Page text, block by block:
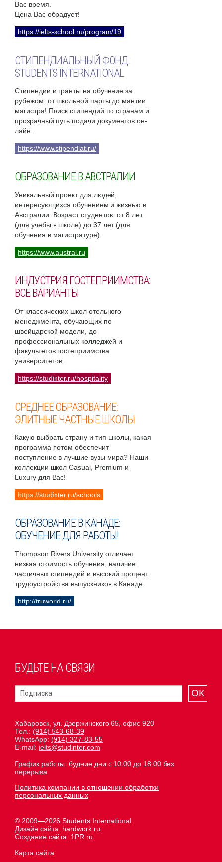
Вас время.
Цена Вас обрадует!
https://ielts-school.ru/program/19
СТИПЕНДИАЛЬНЫЙ ФОНД
STUDENTS INTERNATIONAL
Стипендии и гранты на обучение за
рубежом: от школьной парты до мантии
магистра! Поиск стипендий по странам и
прозрачный путь подачи документов он-
лайн.
https://www.stipendiat.ru/
ОБРАЗОВАНИЕ В АВСТРАЛИИ
Уникальный проект для людей,
интересующихся обучением и жизнью в
Австралии. Возраст студентов: от 8 лет
(для учебы в школе) до 37 лет (для
обучения в магистратуре).
https://www.austral.ru
ИНДУСТРИЯ ГОСТЕПРИИМСТВА:
ВСЕ ВАРИАНТЫ
От классических школ отельного
менеджмента, обучающих по
швейцарской модели, до
профессиональных колледжей и
факультетов гостеприимства
университетов.
https://studinter.ru/hospitality
СРЕДНЕЕ ОБРАЗОВАНИЕ:
ЭЛИТНЫЕ ЧАСТНЫЕ ШКОЛЫ
Какую выбрать страну и тип школы, какая
программа потом обеспечит
поступление в лучшие вузы мира? Наши
коллекции школ Casual, Premium и
Luxury для Вас!
https://studinter.ru/schools
ОБРАЗОВАНИЕ В КАНАДЕ:
ОБУЧЕНИЕ ДЛЯ РАБОТЫ!
Thompson Rivers University отличает
низкая стоимость обучения, наличие
частичных стипендий и высокий процент
трудоустройства выпускников в Канаде.
http://truworld.ru/
БУДЬТЕ НА СВЯЗИ
ОК
Хабаровск, ул. Дзержинского 65, офис 920
Тел.: (914) 543-68-39
WhatsApp: (914) 327-83-55
E-mail: ielts@studinter.com
График работы: будние дни с 10:00 до 18:00 без
перерыва
Политика компании в отношении обработки
персональных данных
© 2009—2026 Students International.
Дизайн сайта: hardwork.ru
Создание сайта: 1PR.ru
Карта сайта